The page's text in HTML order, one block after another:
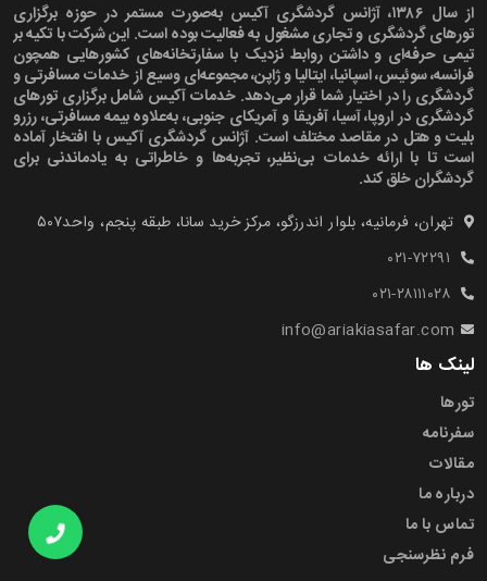
از سال ۱۳۸۶، آژانس گردشگری آکیس به‌صورت مستمر در حوزه برگزاری
تورهای گردشگری و تجاری مشغول به فعالیت بوده است. این شرکت با تکیه بر
تیمی حرفه‌ای و داشتن روابط نزدیک با سفارتخانه‌های کشورهایی همچون
فرانسه، سوئیس، اسپانیا، ایتالیا و ژاپن، مجموعه‌ای وسیع از خدمات مسافرتی و
گردشگری را در اختیار شما قرار می‌دهد. خدمات آکیس شامل برگزاری تورهای
گردشگری در اروپا، آسیا، آفریقا و آمریکای جنوبی، به‌علاوه بیمه مسافرتی، رزرو
بلیت و هتل در مقاصد مختلف است. آژانس گردشگری آکیس با افتخار آماده
است تا با ارائه خدمات بی‌نظیر، تجربه‌ها و خاطراتی به یادماندنی برای
گردشگران خلق کند.
تهران، فرمانیه، بلوار اندرزگو، مرکز خرید سانا، طبقه پنجم، واحد۵۰۷‍
۰۲۱-۷۲۲۹۱
۰۲۱-۲۸۱۱۱۰۲۸
info@ariakiasafar.com
لینک ها
تورها
سفرنامه
مقالات
درباره ما
تماس با ما
فرم نظرسنجی